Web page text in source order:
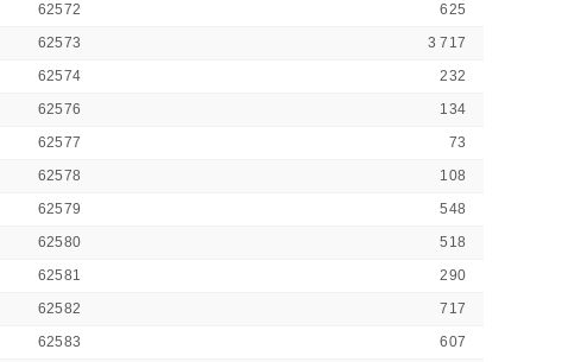
62572
625
62573
3 717
62574
232
62576
134
62577
73
62578
108
62579
548
62580
518
62581
290
62582
717
62583
607